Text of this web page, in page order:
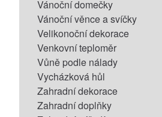
Vánoční domečky
Vánoční věnce a svíčky
Velikonoční dekorace
Venkovní teploměr
Vůně podle nálady
Vycházková hůl
Zahradní dekorace
Zahradní doplňky